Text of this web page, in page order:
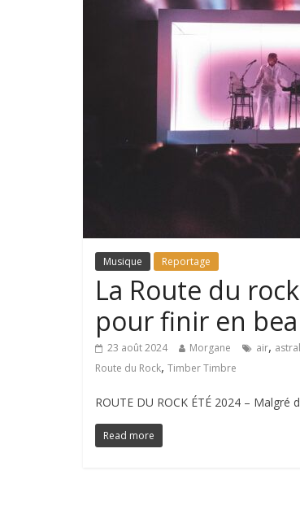
Musique Reportage
La Route du
pour finir en
23 août 2024 Morgane air,
Route du Rock, Timber Timbre
ROUTE DU ROCK ÉTÉ 2024 –
Read more